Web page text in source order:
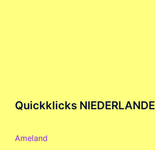
Quickklicks NIEDERLANDE
Ameland